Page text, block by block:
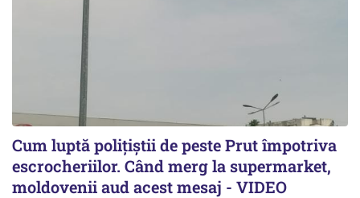
Cum luptă polițiștii de peste Prut împotriva
escrocheriilor. Când merg la supermarket,
moldovenii aud acest mesaj - VIDEO